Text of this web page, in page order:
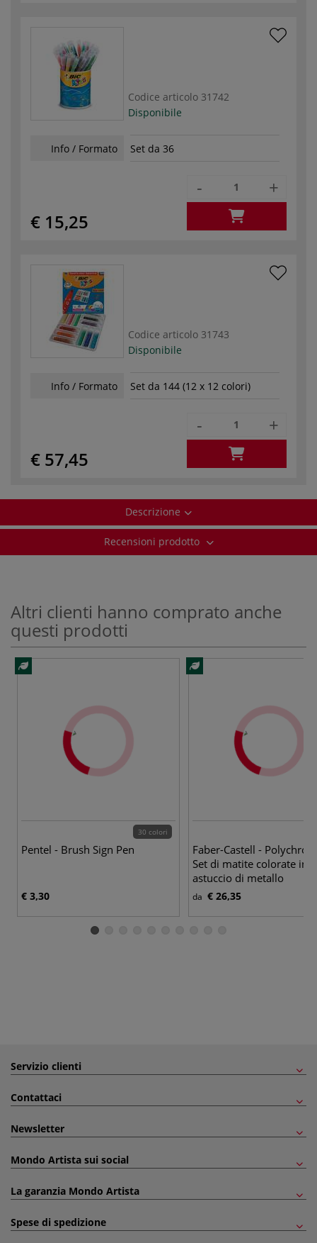
Codice articolo 31742
Disponibile
Info / Formato Set da 36
€ 15,25
- +
Codice articolo 31743
Disponibile
Info / Formato Set da 144 (12 x 12 colori)
€ 57,45
- +
Descrizione
Recensioni prodotto
Altri clienti hanno comprato anche
questi prodotti
30 colori
Pentel - Brush Sign Pen
€ 3,30
Faber-Castell -
Set di matite colorate in
astuccio di metallo
da € 26,35
Servizio clienti
Contattaci
Newsletter
Mondo Artista sui social
La garanzia Mondo Artista
Spese di spedizione